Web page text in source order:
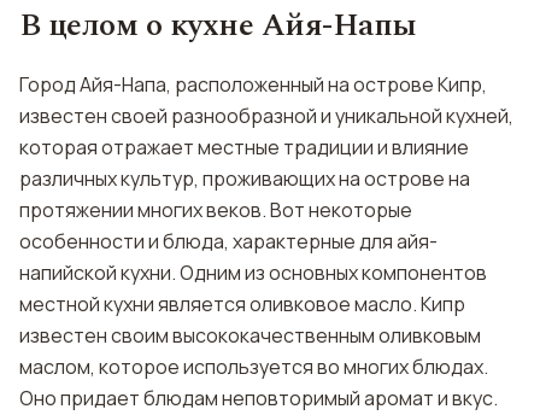
В целом о кухне Айя-Напы
Город Айя-Напа, расположенный на острове Кипр,
известен своей разнообразной и уникальной кухней,
которая отражает местные традиции и влияние
различных культур, проживающих на острове на
протяжении многих веков. Вот некоторые
особенности и блюда, характерные для айя-
напийской кухни. Одним из основных компонентов
местной кухни является оливковое масло. Кипр
известен своим высококачественным оливковым
маслом, которое используется во многих блюдах.
Оно придает блюдам неповторимый аромат и вкус.